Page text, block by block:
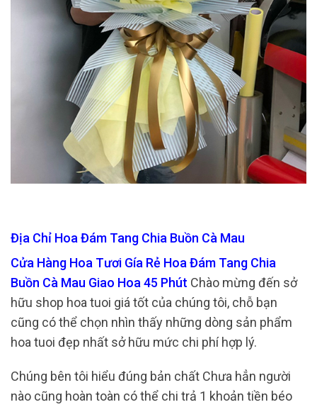
Địa Chỉ Hoa Đám Tang Chia Buồn Cà Mau
Cửa Hàng Hoa Tươi Gía Rẻ Hoa Đám Tang Chia
Buồn Cà Mau Giao Hoa 45 Phút Chào mừng đến sở
hữu shop hoa tuoi giá tốt của chúng tôi, chỗ bạn
cũng có thể chọn nhìn thấy những dòng sản phẩm
hoa tuoi đẹp nhất sở hữu mức chi phí hợp lý.
Chúng bên tôi hiểu đúng bản chất Chưa hẳn người
nào cũng hoàn toàn có thể chi trả 1 khoản tiền béo